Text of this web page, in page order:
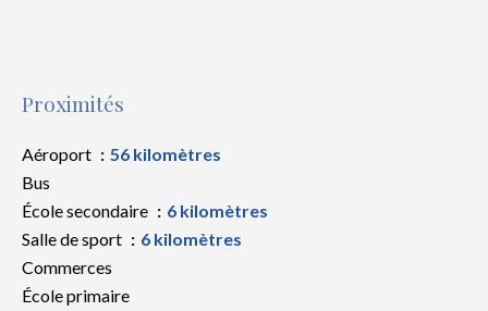
Proximités
Aéroport
56 kilomètres
Bus
École secondaire
6 kilomètres
Salle de sport
6 kilomètres
Commerces
École primaire